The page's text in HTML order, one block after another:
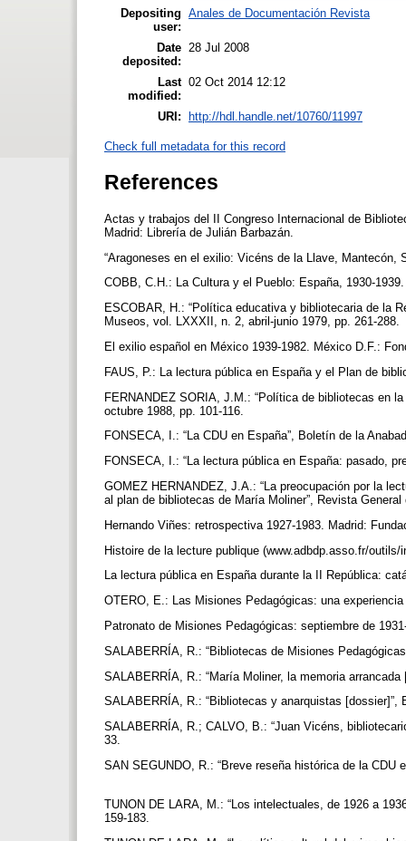
Depositing
user:
Anales de Documentación Revista
Date
deposited:
28 Jul 2008
Last
modified:
02 Oct 2014 12:12
URI: http://hdl.handle.net/10760/11997
Check full metadata for this record
References
Actas y trabajos del II Congreso Internacional de
Madrid: Librería de Julián Barbazán.
“Aragoneses en el exilio: Vicéns de la Llave,
COBB, C.H.: La Cultura y el Pueblo: España, 1930-
ESCOBAR, H.: “Política educativa y bibliotecaria de la
Museos, vol. LXXXII, n. 2, abril-junio 1979, pp. 261-288.
El exilio español en México 1939-1982. México D.F.:
FAUS, P.: La lectura pública en España y el Plan de
FERNANDEZ SORIA, J.M.: “Política de bibliotecas en
octubre 1988, pp. 101-116.
FONSECA, I.: “La CDU en España”, Boletín de la
FONSECA, I.: “La lectura pública en España: pasado,
GOMEZ HERNANDEZ, J.A.: “La preocupación por la
al plan de bibliotecas de María Moliner”, Revista
Hernando Viñes: retrospectiva 1927-1983. Madrid:
Histoire de la lecture publique (www.adbdp.asso.fr/
La lectura pública en España durante la II República:
OTERO, E.: Las Misiones Pedagógicas: una
Patronato de Misiones Pedagógicas: septiembre de
SALABERRÍA, R.: “Bibliotecas de Misiones
SALABERRÍA, R.: “María Moliner, la memoria
SALABERRÍA, R.: “Bibliotecas y anarquistas
SALABERRÍA, R.; CALVO, B.: “Juan Vicéns,
33.
SAN SEGUNDO, R.: “Breve reseña histórica de la CDU
TUNON DE LARA, M.: “Los intelectuales, de 1926 a
159-183.